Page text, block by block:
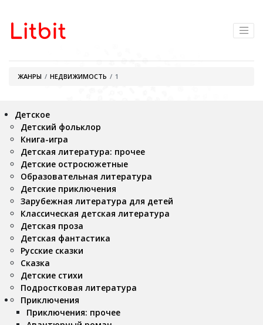
ЖАНРЫ НЕДВИЖИМОСТЬ 1
Детское
Детский фольклор
Книга-игра
Детская литература: прочее
Детские остросюжетные
Образовательная литература
Детские приключения
Зарубежная литература для детей
Классическая детская литература
Детская проза
Детская фантастика
Русские сказки
Сказка
Детские стихи
Подростковая литература
Приключения
Приключения: прочее